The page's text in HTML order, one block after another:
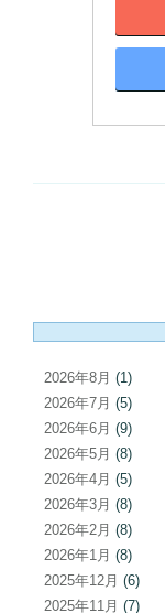
ゲ
ー
シ
ョ
ン
2026年8月 (1)
2026年7月 (5)
2026年6月 (9)
2026年5月 (8)
2026年4月 (5)
2026年3月 (8)
2026年2月 (8)
2026年1月 (8)
2025年12月 (6)
2025年11月 (7)